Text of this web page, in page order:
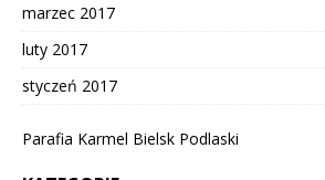
marzec 2017
luty 2017
styczeń 2017
Parafia Karmel Bielsk Podlaski